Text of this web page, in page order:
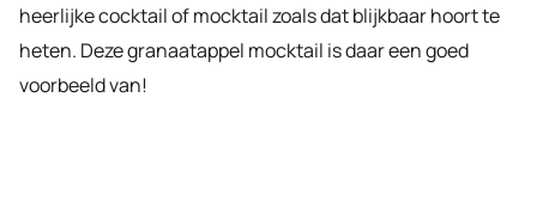
heerlijke cocktail of mocktail zoals dat blijkbaar hoort te
heten. Deze granaatappel mocktail is daar een goed
voorbeeld van!